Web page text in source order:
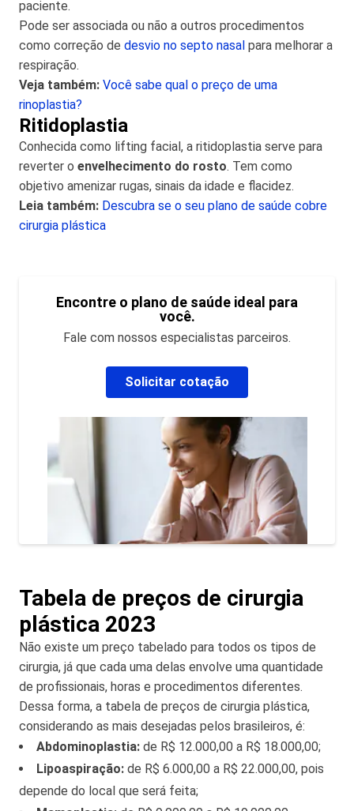
paciente.
Pode ser associada ou não a outros procedimentos
como correção de desvio no septo nasal para melhorar a
respiração.
Veja também: Você sabe qual o preço de uma
rinoplastia?
Ritidoplastia
Conhecida como lifting facial, a ritidoplastia serve para
reverter o envelhecimento do rosto. Tem como
objetivo amenizar rugas, sinais da idade e flacidez.
Leia também: Descubra se o seu plano de saúde cobre
cirurgia plástica
Encontre o plano de saúde ideal para
você.
Fale com nossos especialistas parceiros.
Solicitar cotação
Tabela de preços de cirurgia
plástica 2023
Não existe um preço tabelado para todos os tipos de
cirurgia, já que cada uma delas envolve uma quantidade
de profissionais, horas e procedimentos diferentes.
Dessa forma, a tabela de preços de cirurgia plástica,
considerando as mais desejadas pelos brasileiros, é:
Abdominoplastia: de R$ 12.000,00 a R$ 18.000,00;
Lipoaspiração: de R$ 6.000,00 a R$ 22.000,00, pois
depende do local que será feita;